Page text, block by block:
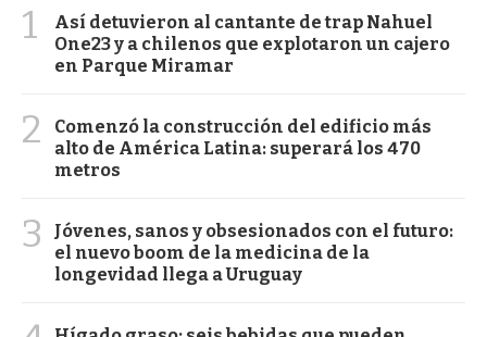
1
Así detuvieron al cantante de trap Nahuel
One23 y a chilenos que explotaron un cajero
en Parque Miramar
2
Comenzó la construcción del edificio más
alto de América Latina: superará los 470
metros
3
Jóvenes, sanos y obsesionados con el futuro:
el nuevo boom de la medicina de la
longevidad llega a Uruguay